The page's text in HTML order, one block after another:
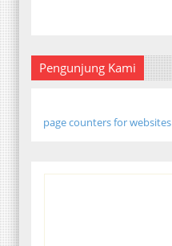
Pengunjung Kami
page counters for websites